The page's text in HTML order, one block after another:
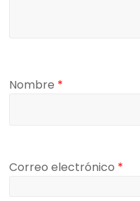
Nombre *
Correo electrónico *